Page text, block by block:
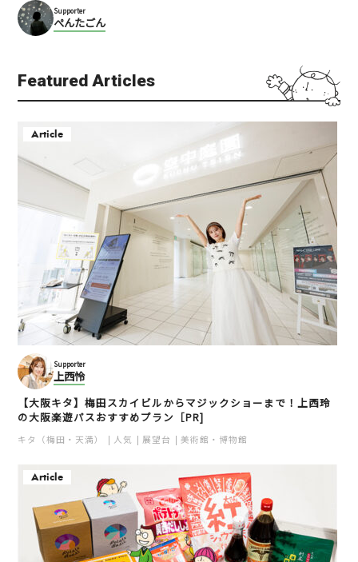
Supporter
ぺんたごん
Featured Articles
Article
Supporter
上西怜
【大阪キタ】梅田スカイビルからマジックショーまで！上西玲
の大阪楽遊パスおすすめプラン［PR]
キタ（梅田・天満） 人気 展望台 美術館・博物館
Article